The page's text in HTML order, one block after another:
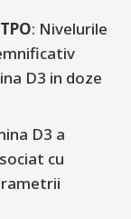
: Nivelurile
D3 in doze
D3 a
cu